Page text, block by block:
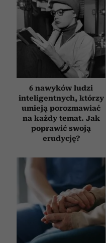
6 nawyków ludzi
inteligentnych, którzy
umieją porozmawiać
na każdy temat. Jak
poprawić swoją
erudycję?